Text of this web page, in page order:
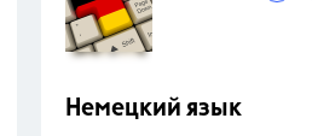
Немецкий язык